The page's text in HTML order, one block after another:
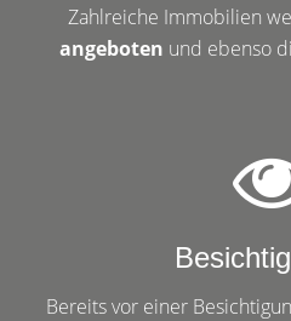
Zahlreiche Immobilien
angeboten und ebenso
Bereits vor einer